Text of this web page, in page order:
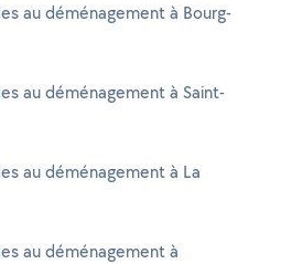
au déménagement à Bourg-
au déménagement à Saint-
au déménagement à La
au déménagement à